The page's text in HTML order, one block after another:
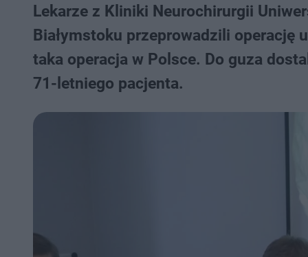
Lekarze z Kliniki Neurochirurgii
Białymstoku przeprowadzili operację
taka operacja w Polsce. Do guza
71-letniego pacjenta.